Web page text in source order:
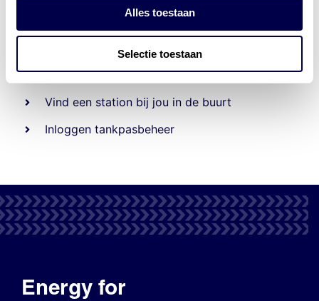
Alles toestaan
Selectie toestaan
tankstationsen duizenden
laadpassen
Den Hartog tank- en laadpas
Vind een station bij jou in de buurt
Inloggen tankpasbeheer
Energy for